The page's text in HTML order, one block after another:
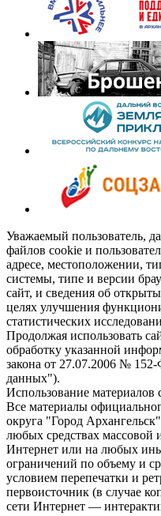
Уважаемый пользователь,
файлов cookie и
адресе, местоположении,
системы, типе и версии
сайт, и сведения об
целях улучшения
статистических
Продолжая использовать
обработку указанной
закона от 27.07.2006 №
данных").
Использование материалов
Все материалы
округа "Город
любых средствах массовой
Интернет или на любых
ограничений по объему и
условием перепечатки и
первоисточник (в случае
сети Интернет —